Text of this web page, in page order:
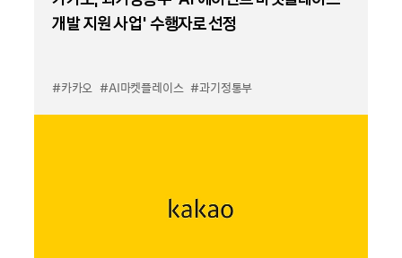
개발 지원 사업’ 수행자로 선정
#카카오 #AI마켓플레이스 #과기정통부